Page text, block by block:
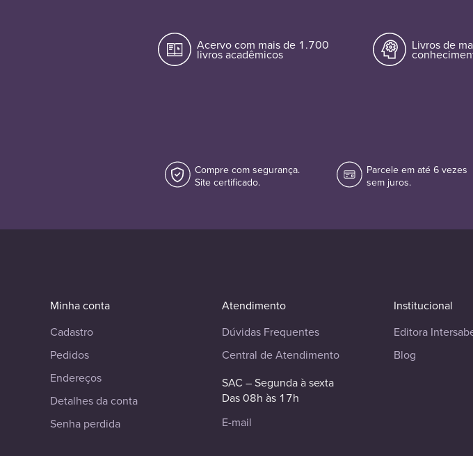
Acervo com mais de 1.700
livros acadêmicos
Livros de
Compre com segurança.
Site certificado.
Parcele em até 6 vezes
sem juros.
Minha conta
Cadastro
Pedidos
Endereços
Detalhes da conta
Senha perdida
Atendimento
Dúvidas Frequentes
Central de Atendimento
SAC – Segunda à sexta
Das 08h às 17h
E-mail
Institucional
Editora
Blog